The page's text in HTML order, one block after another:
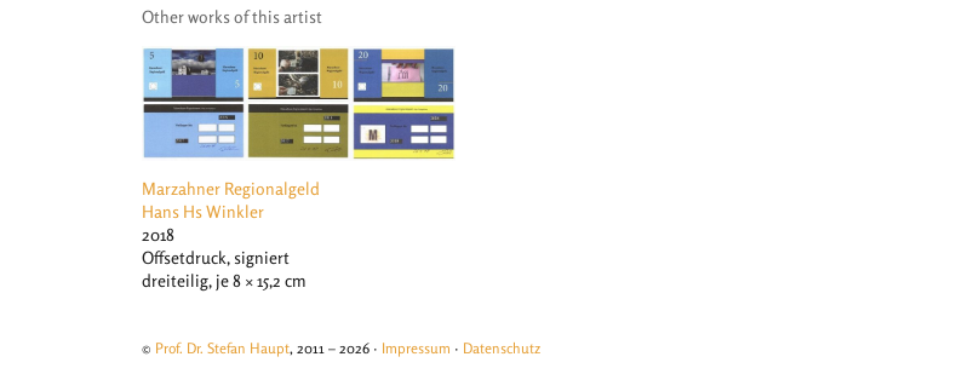
Other works of this artist
Marzahner Regionalgeld
Hans Hs Winkler
2018
Offsetdruck, signiert
dreiteilig, je 8 × 15,2 cm
© Prof. Dr. Stefan Haupt, 2011 – 2026 · Impressum · Datenschutz